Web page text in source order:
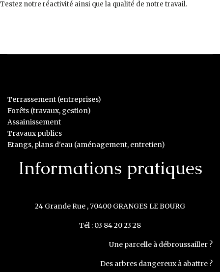
Testez notre réactivité ainsi que la qualité de notre travail.
Terrassement (entreprises)
Forêts (travaux, gestion)
Assainissement
Travaux publics
Etangs, plans d'eau (aménagement, entretien)
Informations pratiques
24 Grande Rue , 70400 GRANGES LE BOURG
Tél : 03 84 20 23 28
Une parcelle à débroussailler ?
Des arbres dangereux à abattre ?